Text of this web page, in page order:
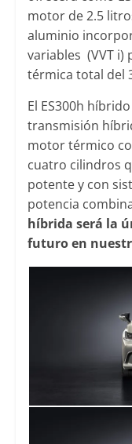
motor de 2.5
aluminio
variables (VVT i)
térmica total del
El ES300h
transmisión
motor térmico
cuatro cilindros
potente y con
potencia
híbrida será la
futuro en